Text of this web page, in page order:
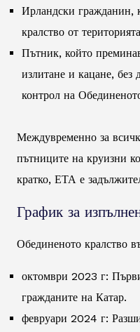
Ирландски гражданин,
кралство от
Пътник, който
излитане и кацане, без
контрол на
Междувременно за
пътниците на круизни
кратко, ЕТА е
График за
Обединеното кралство
октомври 2023 г:
гражданите на Катар.
февруари 2024 г: